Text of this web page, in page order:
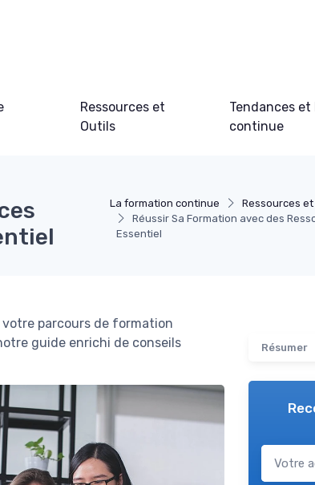
Ressources et
Outils
Tendances
continue
La formation continue Ressources et
Réussir Sa Formation avec des
Essentiel
parcours de formation
guide enrichi de conseils
Résumer